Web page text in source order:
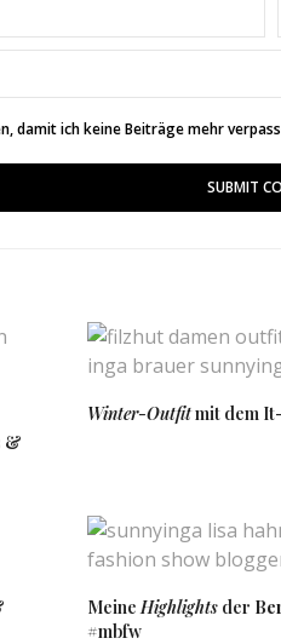
together!
damit ich keine Beiträge mehr
&
Winter-Outfitmit dem
Meine Highlights der
#mbfw